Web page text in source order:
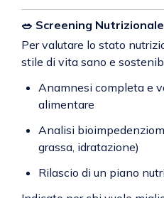
🥗 Screening Nutrizionale
Per valutare lo stato
stile di vita sano e
Anamnesi completa e
alimentare
Analisi
grassa, idratazione)
Rilascio di un piano